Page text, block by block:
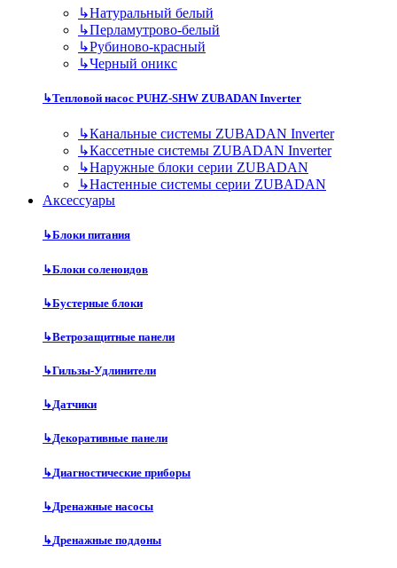
↳Натуральный белый
↳Перламутрово-белый
↳Рубиново-красный
↳Черный оникс
↳Тепловой насос PUHZ-SHW ZUBADAN Inverter
↳Канальные системы ZUBADAN Inverter
↳Кассетные системы ZUBADAN Inverter
↳Наружные блоки серии ZUBADAN
↳Настенные системы серии ZUBADAN
Аксесcуары
↳Блоки питания
↳Блоки соленоидов
↳Бустерные блоки
↳Ветрозащитные панели
↳Гильзы-Удлинители
↳Датчики
↳Декоративные панели
↳Диагностические приборы
↳Дренажные насосы
↳Дренажные поддоны